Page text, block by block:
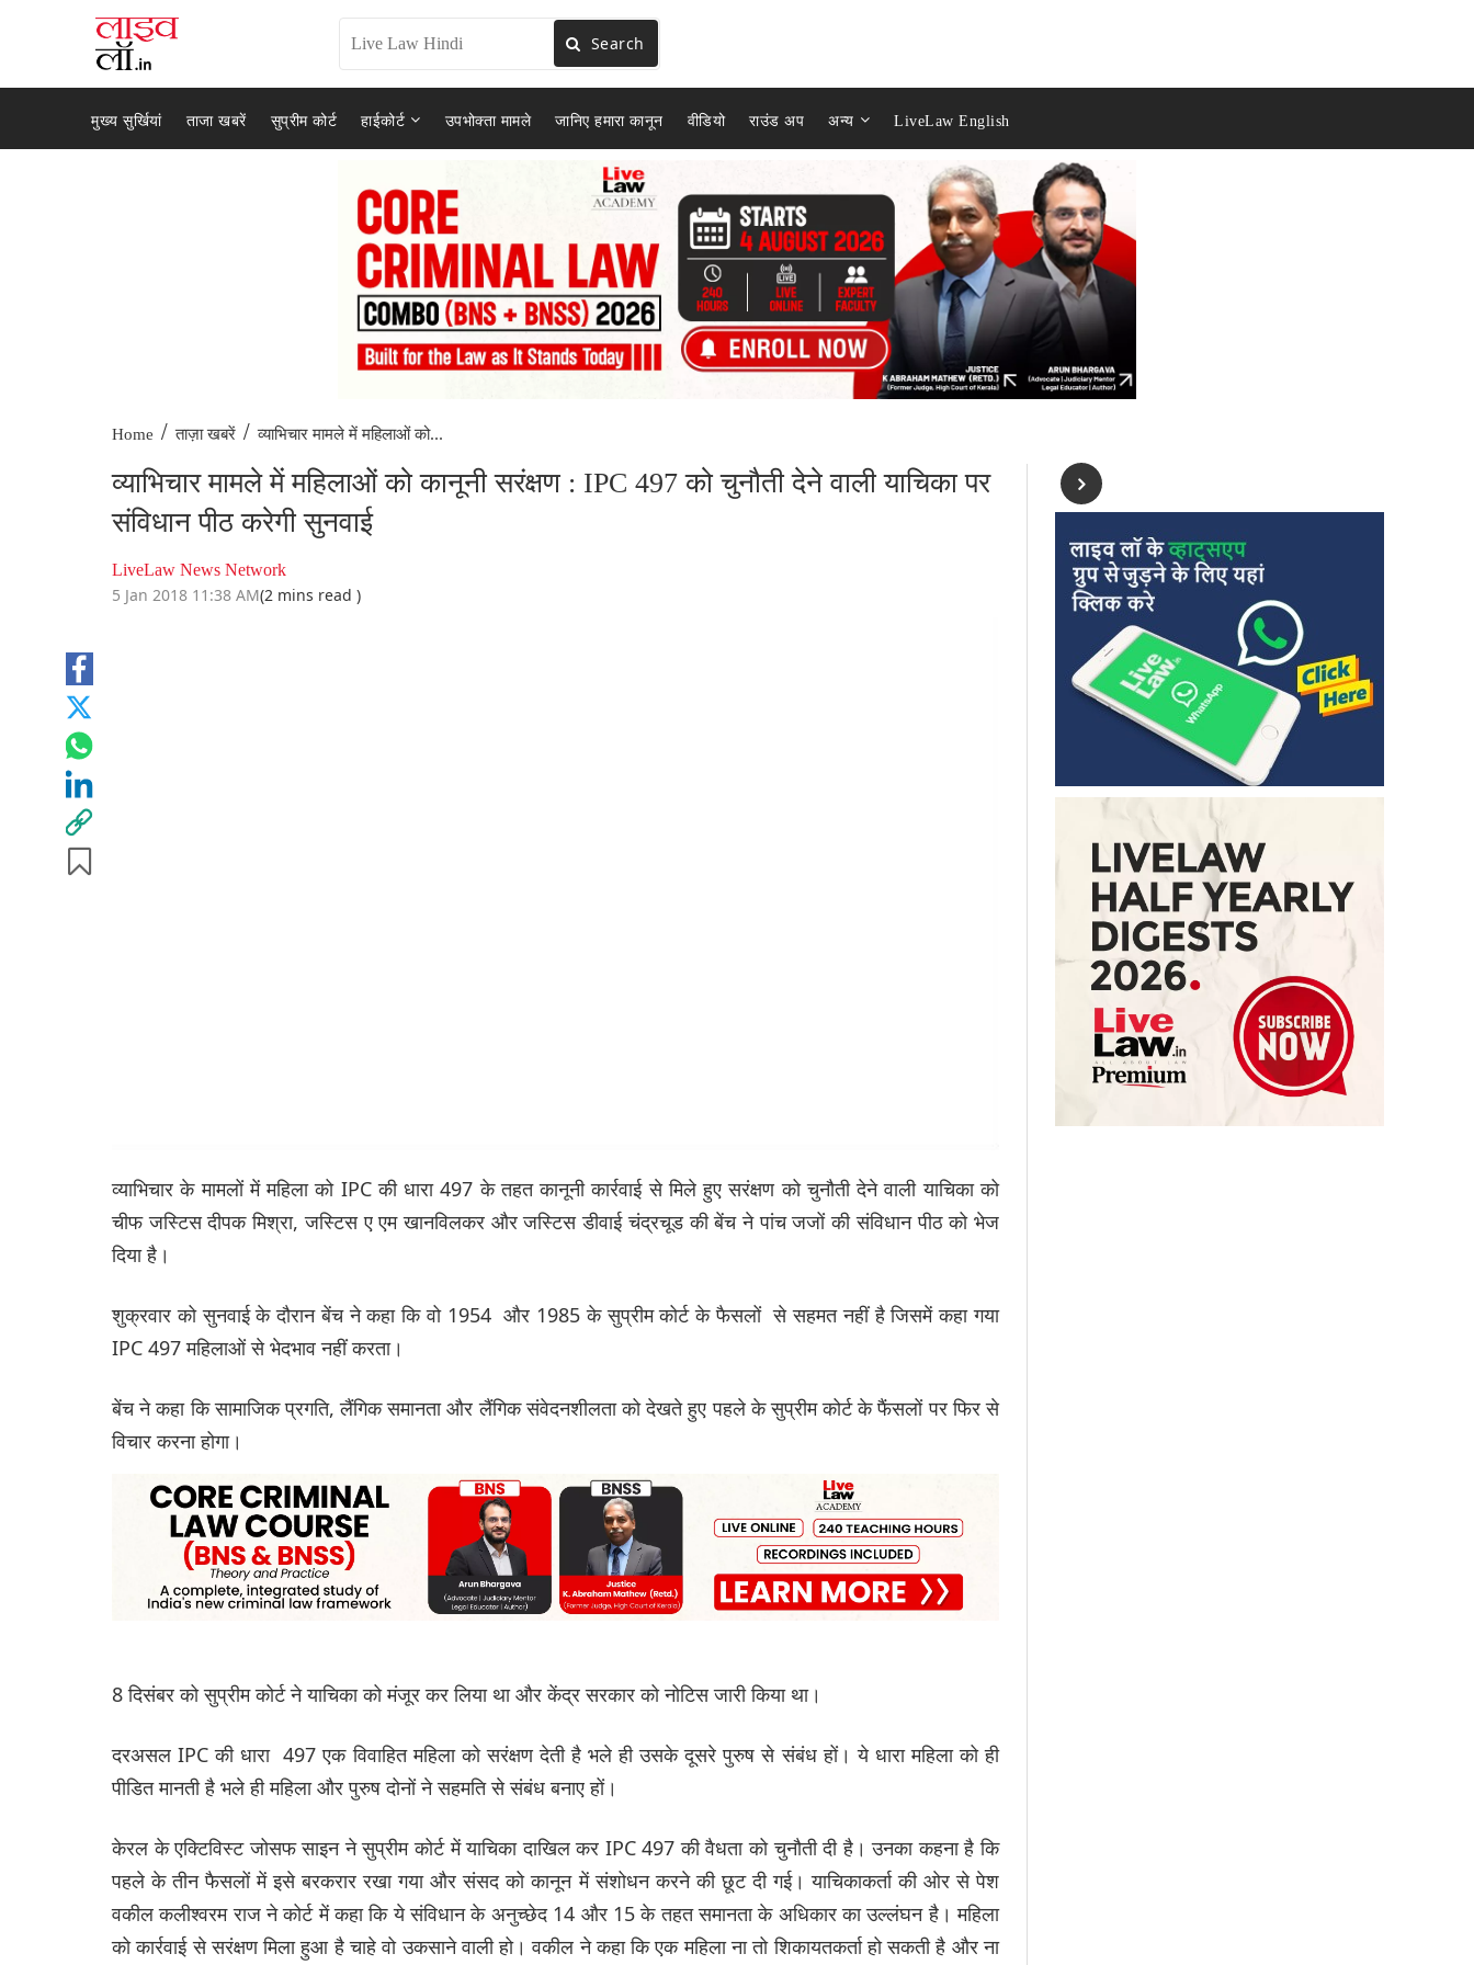
Search
मुख्य सुर्खियां ताजा खबरें सुप्रीम कोर्ट हाईकोर्ट उपभोक्ता मामले जानिए हमारा कानून वीडियो राउंड अप अन्य LiveLaw English
Home / ताज़ा खबरें / व्याभिचार मामले में महिलाओं को...
व्याभिचार मामले में महिलाओं को कानूनी सरंक्षण : IPC 497 को चुनौती देने वाली याचिका पर
संविधान पीठ करेगी सुनवाई
LiveLaw News Network
5 Jan 2018 11:38 AM(2 mins read )
व्याभिचार के मामलों में महिला को IPC की धारा 497 के तहत कानूनी कार्रवाई से मिले हुए सरंक्षण को चुनौती देने वाली याचिका को
चीफ जस्टिस दीपक मिश्रा, जस्टिस ए एम खानविलकर और जस्टिस डीवाई चंद्रचूड की बेंच ने पांच जजों की संविधान पीठ को भेज
दिया है।
शुक्रवार को सुनवाई के दौरान बेंच ने कहा कि वो 1954 और 1985 के सुप्रीम कोर्ट के फैसलों से सहमत नहीं है जिसमें कहा गया
IPC 497 महिलाओं से भेदभाव नहीं करता।
बेंच ने कहा कि सामाजिक प्रगति, लैंगिक समानता और लैंगिक संवेदनशीलता को देखते हुए पहले के सुप्रीम कोर्ट के फैंसलों पर फिर से
विचार करना होगा।
8 दिसंबर को सुप्रीम कोर्ट ने याचिका को मंजूर कर लिया था और केंद्र सरकार को नोटिस जारी किया था।
दरअसल IPC की धारा 497 एक विवाहित महिला को सरंक्षण देती है भले ही उसके दूसरे पुरुष से संबंध हों। ये धारा महिला को ही
पीडित मानती है भले ही महिला और पुरुष दोनों ने सहमति से संबंध बनाए हों।
केरल के एक्टिविस्ट जोसफ साइन ने सुप्रीम कोर्ट में याचिका दाखिल कर IPC 497 की वैधता को चुनौती दी है। उनका कहना है कि
पहले के तीन फैसलों में इसे बरकरार रखा गया और संसद को कानून में संशोधन करने की छूट दी गई। याचिकाकर्ता की ओर से पेश
वकील कलीश्वरम राज ने कोर्ट में कहा कि ये संविधान के अनुच्छेद 14 और 15 के तहत समानता के अधिकार का उल्लंघन है। महिला
को कार्रवाई से सरंक्षण मिला हुआ है चाहे वो उकसाने वाली हो। वकील ने कहा कि एक महिला ना तो शिकायतकर्ता हो सकती है और ना